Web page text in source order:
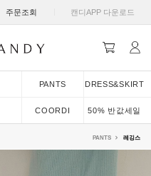
주문조회 캔디APP 다운로드
PANTS DRESS&SKIRT
COORDI 50% 반값세일
PANTS 레깅스